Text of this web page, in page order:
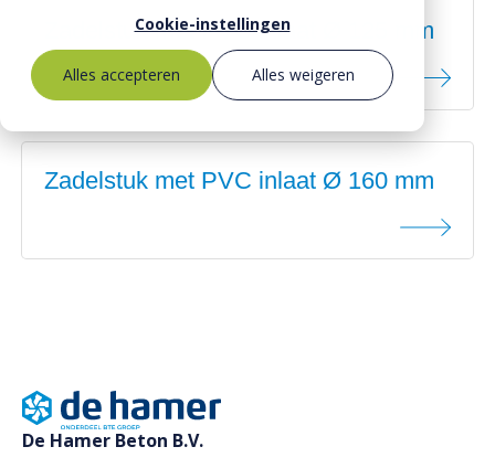
Cookie-instellingen
Alles accepteren
Alles weigeren
Bestekservice
Downloads
Werken bij
MVO
Kernwaarden
Mission statement
Toeslagen
Zadelstuk met PVC inlaat Ø 125 mm
Zadelstuk met PVC inlaat Ø 160 mm
De Hamer Beton B.V.